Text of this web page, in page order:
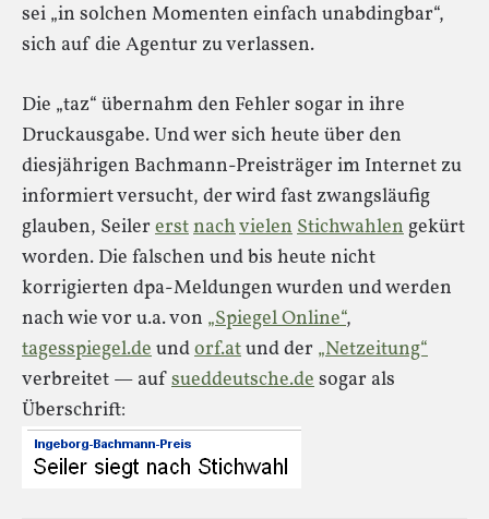
sei „in solchen Momenten einfach unabdingbar“,
sich auf die Agentur zu verlassen.
Die „taz“ übernahm den Fehler sogar in ihre
Druckausgabe. Und wer sich heute über den
diesjährigen Bachmann-Preisträger im Internet zu
informiert versucht, der wird fast zwangsläufig
glauben, Seiler erstnachvielenStichwahlengekürt
worden. Die falschen und bis heute nicht
korrigierten dpa-Meldungen wurden und werden
nach wie vor u.a. von „Spiegel Online“,
tagesspiegel.deundorf.atund der „Netzeitung“
verbreitet — aufsueddeutsche.desogar als
Überschrift: